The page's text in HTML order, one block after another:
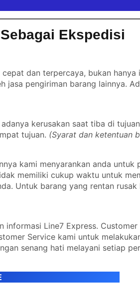
Ekspedisi
dan terpercaya, bukan hanya
jasa pengiriman barang lainnya.
kerusakan saat tiba di
tujuan. (Syarat dan ketentuan
kami menyarankan anda untuk
memiliki cukup waktu untuk
Untuk barang yang rentan rusak
informasi Line7 Express. Customer
Service kami untuk
senang hati melayani setiap